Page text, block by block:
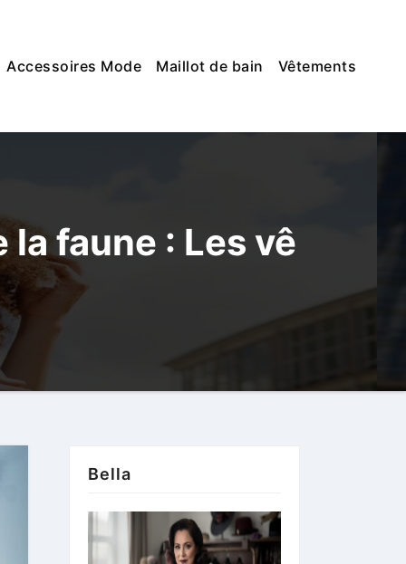
Accessoires Mode Maillot de bain Vêtements
faune : Les vê
Bella